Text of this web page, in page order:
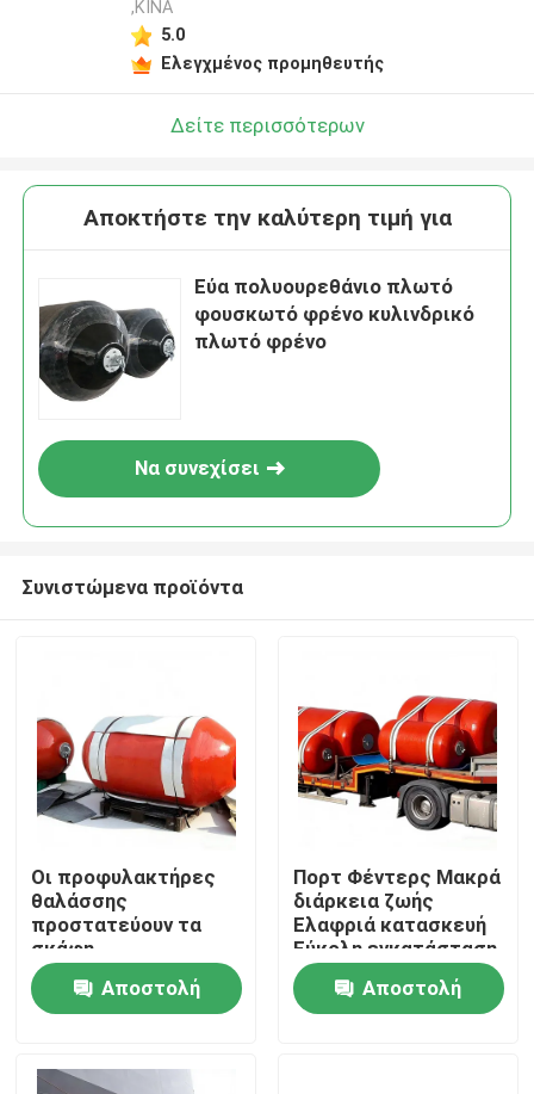
Σπίτι
Προϊόντα
Βίντεο
,ΚΙΝΑ
5.0
Ελεγχμένος προμηθευτής
Δείτε περισσότερων
Αποκτήστε την καλύτερη τιμή για
Εύα πολυουρεθάνιο πλωτό
φουσκωτό φρένο κυλινδρικό
πλωτό φρένο
Να συνεχίσει
Συνιστώμενα προϊόντα
Οι προφυλακτήρες
θαλάσσης
προστατεύουν τα
σκάφη
αποτελεσματικά,
μειώνοντας τις
ζημιές κατά την
ανάκτηση συμπίεσης
Αποστολή
Πορτ Φέντερς Μακρά
διάρκεια ζωής
Ελαφριά κατασκευή
Εύκολη εγκατάσταση
Αποστολή